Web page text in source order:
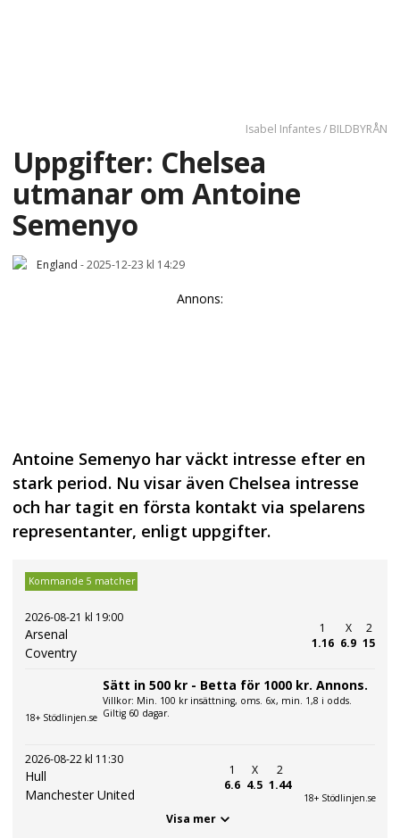
Isabel Infantes / BILDBYRÅN
Uppgifter: Chelsea
utmanar om Antoine
Semenyo
England -2025-12-23 kl 14:29
Annons:
Antoine Semenyo har väckt intresse efter en
stark period. Nu visar även Chelsea intresse
och har tagit en första kontakt via spelarens
representanter, enligt uppgifter.
Kommande 5 matcher
2026-08-21 kl 19:00
Arsenal
Coventry
1
1.16
X
6.9
2
15
18+ Stödlinjen.se
Sätt in 500 kr - Betta för 1000 kr. Annons.
Villkor: Min. 100 kr insättning, oms. 6x, min. 1,8 i odds.
Giltig 60 dagar.
2026-08-22 kl 11:30
Hull
Manchester United
1
6.6
X
4.5
2
1.44
18+ Stödlinjen.se
Visa mer